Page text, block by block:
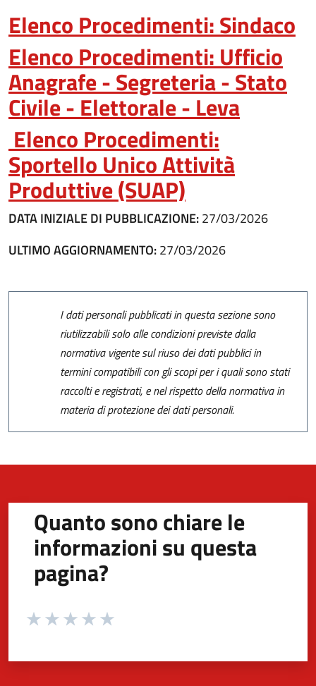
Elenco Procedimenti: Sindaco
Elenco Procedimenti: Ufficio
Anagrafe - Segreteria - Stato
Civile - Elettorale - Leva
Elenco Procedimenti:
Sportello Unico Attività
Produttive (SUAP)
DATA INIZIALE DI PUBBLICAZIONE:27/03/2026
ULTIMO AGGIORNAMENTO:27/03/2026
I dati personali pubblicati in questa sezione sono
riutilizzabili solo alle condizioni previste dalla
normativa vigente sul riuso dei dati pubblici in
termini compatibili con gli scopi per i quali sono stati
raccolti e registrati, e nel rispetto della normativa in
materia di protezione dei dati personali.
Quanto sono chiare le
informazioni su questa
pagina?
Valuta da 1 a 5 stelle la pagina